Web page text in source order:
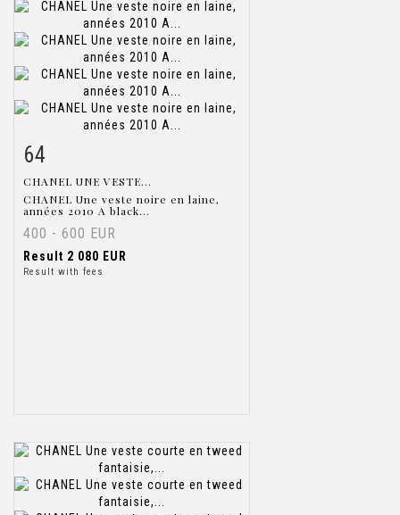
64
CHANEL UNE VESTE...
CHANEL Une veste noire en laine,
années 2010 A black...
400 - 600 EUR
Result 2 080 EUR
Result with fees